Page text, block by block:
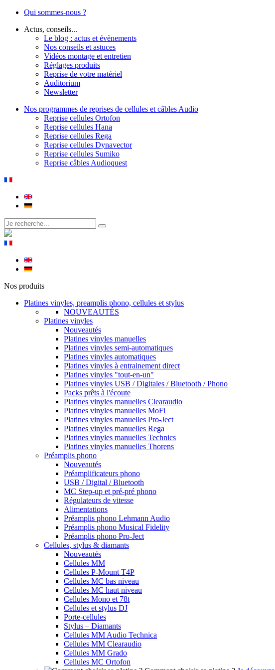
Qui sommes-nous ?
Actus, conseils...
Le blog : actus et évènements
Nos conseils et astuces
Vidéos montage et entretien
Réglages produits
Reprise de votre matériel
Auditorium
Newsletter
Nos programmes de reprises de cellules et câbles Audio
Reprise cellules Ortofon
Reprise cellules Hana
Reprise cellules Rega
Reprise cellules Dynavector
Reprise cellules Sumiko
Reprise câbles Audioquest
Nos produits
Platines vinyles, preamplis phono, cellules et stylus
NOUVEAUTÉS
Platines vinyles
Nouveautés
Platines vinyles manuelles
Platines vinyles semi-automatiques
Platines vinyles automatiques
Platines vinyles à entrainement direct
Platines vinyles "tout-en-un"
Platines vinyles USB / Digitales / Bluetooth / Phono
Packs prêts à l'écoute
Platines vinyles manuelles Clearaudio
Platines vinyles manuelles MoFi
Platines vinyles manuelles Pro-Ject
Platines vinyles manuelles Rega
Platines vinyles manuelles Technics
Platines vinyles manuelles Thorens
Préamplis phono
Nouveautés
Préamplificateurs phono
USB / Digital / Bluetooth
MC Step-up et pré-pré phono
Régulateurs de vitesse
Alimentations
Préamplis phono Lehmann Audio
Préamplis phono Musical Fidelity
Préamplis phono Pro-Ject
Cellules, stylus & diamants
Nouveautés
Cellules MM
Cellules P-Mount T4P
Cellules MC bas niveau
Cellules MC haut niveau
Cellules Mono et 78t
Cellules et stylus DJ
Porte-cellules
Stylus – Diamants
Cellules MM Audio Technica
Cellules MM Clearaudio
Cellules MM Grado
Cellules MC Ortofon